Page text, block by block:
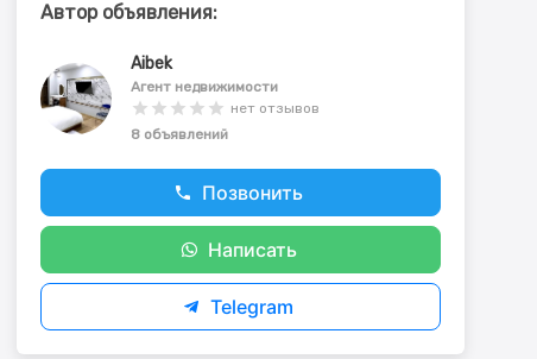
Автор объявления:
Aibek
Агент недвижимости
нет отзывов
8 объявлений
Позвонить
Написать
Telegram